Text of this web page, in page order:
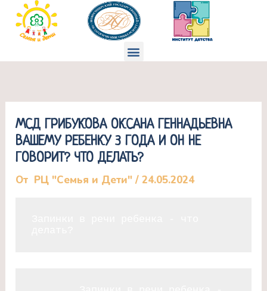
Перейти
содержимому
Меню
МСД ГРИБУКОВА ОКСАНА ГЕННАДЬЕВНА
ВАШЕМУ РЕБЕНКУ 3 ГОДА И ОН НЕ
ГОВОРИТ? ЧТО ДЕЛАТЬ?
От РЦ "Семья и Дети"/24.05.2024